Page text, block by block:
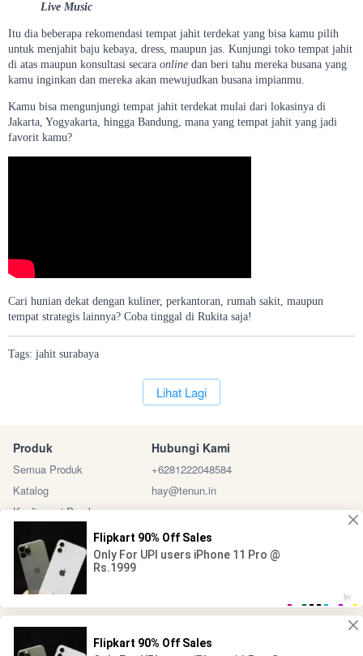
Live Music
Itu dia beberapa rekomendasi tempat jahit terdekat yang bisa kamu pilih
untuk menjahit baju kebaya, dress, maupun jas. Kunjungi toko tempat jahit
di atas maupun konsultasi secara online dan beri tahu mereka busana yang
kamu inginkan dan mereka akan mewujudkan busana impianmu.
Kamu bisa mengunjungi tempat jahit terdekat mulai dari lokasinya di
Jakarta, Yogyakarta, hingga Bandung, mana yang tempat jahit yang jadi
favorit kamu?
Cari hunian dekat dengan kuliner, perkantoran, rumah sakit, maupun
tempat strategis lainnya? Coba tinggal di Rukita saja!
Tags: jahit surabaya
`Lihat Lagi
Produk
Semua Produk
Katalog
Konfirmasi Pembayaran
Hubungi Kami
+6281222048584
hay@tenun.in
Sosial Media Marketplace